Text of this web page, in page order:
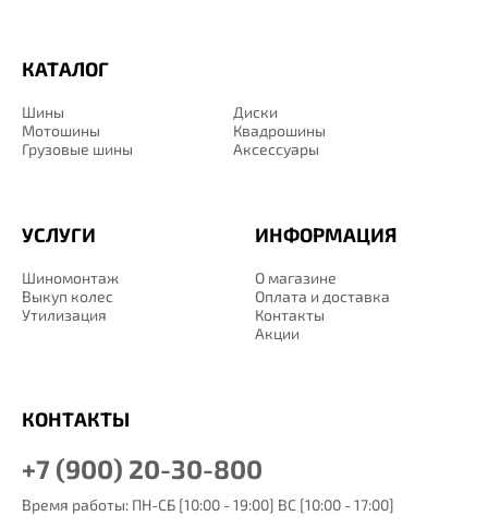
КАТАЛОГ
Шины
Диски
Мотошины
Квадрошины
Грузовые шины
Аксессуары
ИНФОРМАЦИЯ
О магазине
Оплата и доставка
Контакты
Акции
УСЛУГИ
Шиномонтаж
Выкуп колес
Утилизация
КОНТАКТЫ
+7 (900) 20-30-800
Время работы: ПН-СБ [10:00 - 19:00] ВС [10:00 - 17:00]